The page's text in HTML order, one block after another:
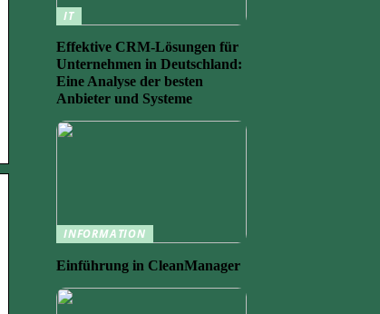
IT
Effektive CRM-Lösungen für
Unternehmen in Deutschland:
Eine Analyse der besten
Anbieter und Systeme
INFORMATION
Einführung in CleanManager